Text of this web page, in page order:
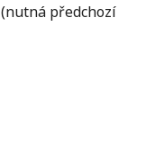
(nutná předchozí